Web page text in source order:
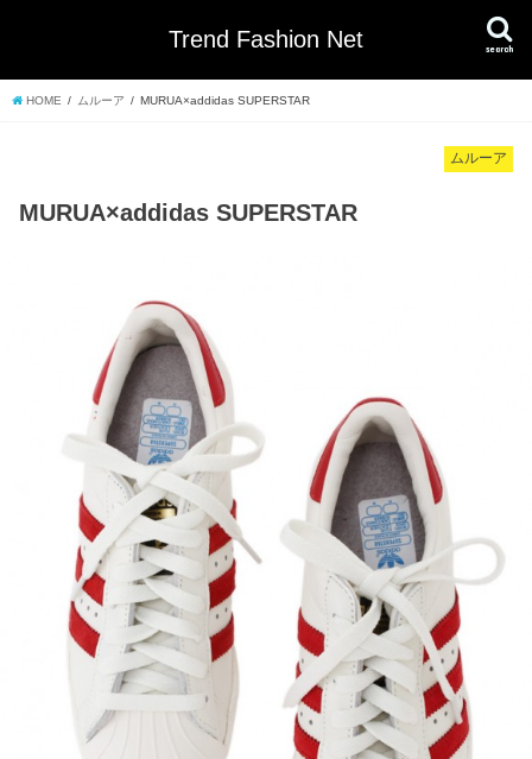
Trend Fashion Net search
HOME ムルーア MURUA×addidas SUPERSTAR
ムルーア
MURUA×addidas SUPERSTAR